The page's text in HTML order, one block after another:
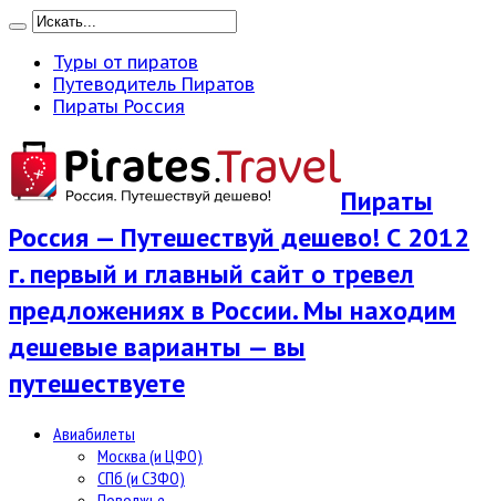
Туры от пиратов
Путеводитель Пиратов
Пираты Россия
Пираты
Россия — Путешествуй дешево! С 2012
г. первый и главный сайт о тревел
предложениях в России. Мы находим
дешевые варианты — вы
путешествуете
Авиабилеты
Москва (и ЦФО)
СПб (и СЗФО)